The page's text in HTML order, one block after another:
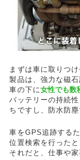
まずは車に取りつ
製品は、強力な磁
車の下に女性でも数
バッテリーの持続
ちですし、防水防
車をGPS追跡する
位置検索を行った
それだと、仕事や